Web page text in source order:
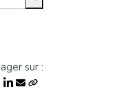
sur :